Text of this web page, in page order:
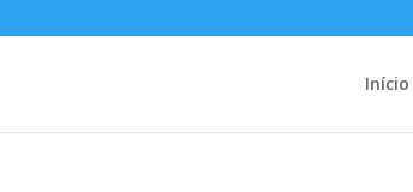
Início